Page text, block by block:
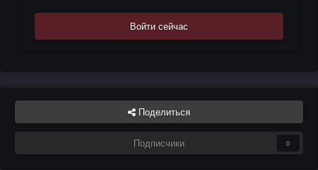
Войти сейчас
Поделиться
Подписчики 0